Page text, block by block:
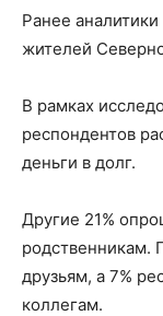
Ранее
жителей
В рамках
респондентов
деньги в долг.
Другие 21%
родственникам.
друзьям, а 7%
коллегам.